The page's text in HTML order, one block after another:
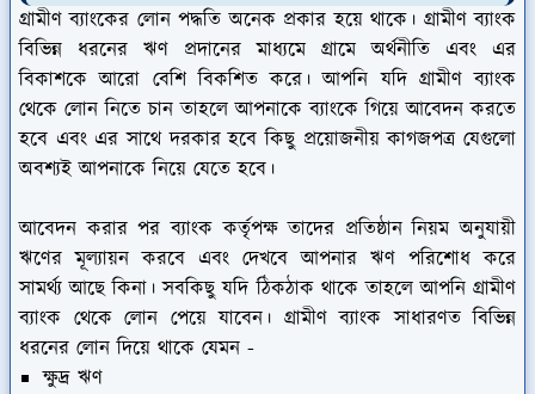
গ্রামীণ ব্যাংকের লোন পদ্ধতি অনেক প্রকার হয়ে থাকে। গ্রামীণ ব্যাংক
বিভিন্ন ধরনের ঋণ প্রদানের মাধ্যমে গ্রামে অর্থনীতি এবং এর
বিকাশকে আরো বেশি বিকশিত করে। আপনি যদি গ্রামীণ ব্যাংক
থেকে লোন নিতে চান তাহলে আপনাকে ব্যাংকে গিয়ে আবেদন করতে
হবে এবং এর সাথে দরকার হবে কিছু প্রয়োজনীয় কাগজপত্র যেগুলো
অবশ্যই আপনাকে নিয়ে যেতে হবে।
আবেদন করার পর ব্যাংক কর্তৃপক্ষ তাদের প্রতিষ্ঠান নিয়ম অনুযায়ী
ঋণের মূল্যায়ন করবে এবং দেখবে আপনার ঋণ পরিশোধ করে
সামর্থ্য আছে কিনা। সবকিছু যদি ঠিকঠাক থাকে তাহলে আপনি গ্রামীণ
ব্যাংক থেকে লোন পেয়ে যাবেন। গ্রামীণ ব্যাংক সাধারণত বিভিন্ন
ধরনের লোন দিয়ে থাকে যেমন -
ক্ষুদ্র ঋণ